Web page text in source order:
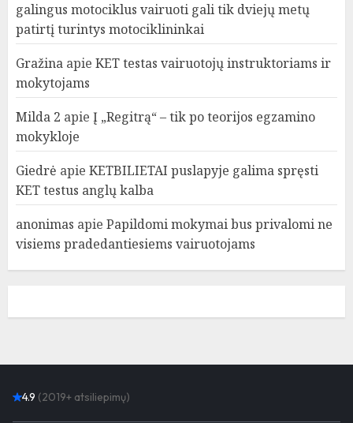
galingus motociklus vairuoti gali tik dviejų metų
patirtį turintys motociklininkai
Gražina apie KET testas vairuotojų instruktoriams ir
mokytojams
Milda 2 apie Į „Regitrą“ – tik po teorijos egzamino
mokykloje
Giedrė apie KETBILIETAI puslapyje galima spręsti
KET testus anglų kalba
anonimas apie Papildomi mokymai bus privalomi ne
visiems pradedantiesiems vairuotojams
4.9 (2019+ atsiliepimų)